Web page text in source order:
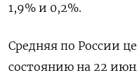
1,9% и 0,2%.
Средняя по России
состоянию на ​22